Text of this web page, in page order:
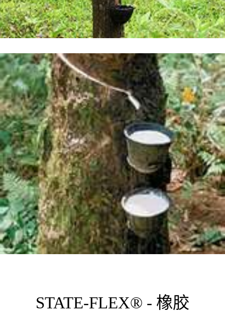
STATE-FLEX® - 橡胶